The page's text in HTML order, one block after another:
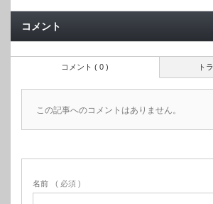
コメント
ト
コメント ( 0 )
この記事へのコメントはありません。
名前 ( 必須 )